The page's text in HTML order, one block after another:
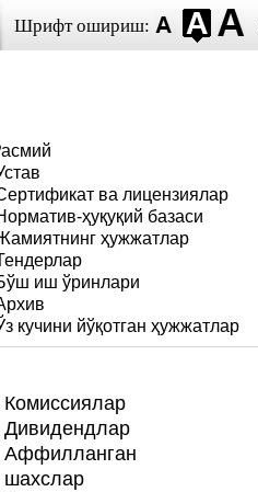
Шрифт ошириш:
ва лицензиялар
ҳуқуқий базаси
ҳужжатлар
иш ўринлари
кучини йўқотган ҳужжатлар
Комиссиялар
Дивидендлар
Аффилланган
шахслар